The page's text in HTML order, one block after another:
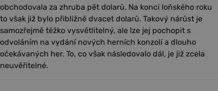
obchodovala za zhruba pět dolarů. Na konci loňského roku
to však již bylo přibližně dvacet dolarů. Takový nárůst je
samozřejmě těžko vysvětlitelný, ale lze jej pochopit s
odvoláním na vydání nových herních konzolí a dlouho
očekávaných her. To, co však následovalo dál, je již zcela
neuvěřitelné.